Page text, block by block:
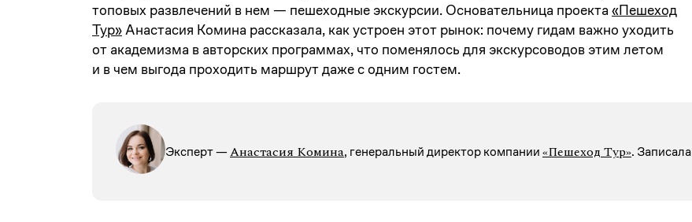
топовых развлечений в нем — пешеходные экскурсии. Основательница проекта «Пешеход
Тур»Анастасия Комина рассказала, как устроен этот рынок: почему гидам важно уходить
от академизма в авторских программах, что поменялось для экскурсоводов этим летом
и в чем выгода проходить маршрут даже с одним гостем.
Эксперт —Анастасия Комина, генеральный директор компании«Пешеход Тур». Записалa